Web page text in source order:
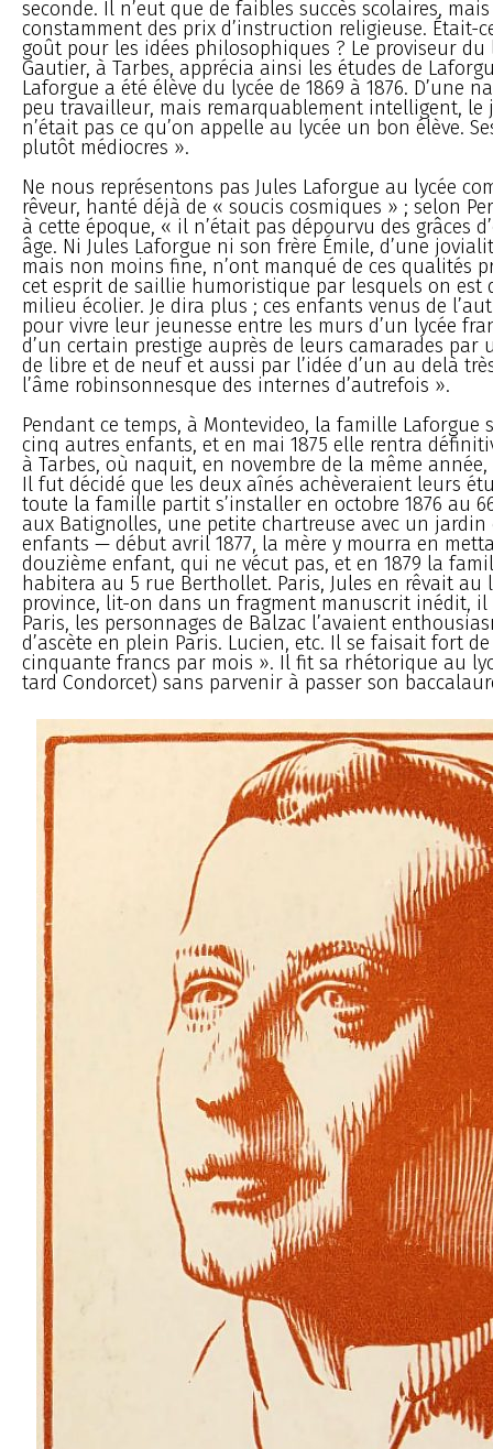
seconde. Il n’eut que de faibles succès scolaires,
constamment des prix d’instruction religieuse. Était-
goût pour les idées philosophiques ? Le proviseur du
Gautier, à Tarbes, apprécia ainsi les études de
Laforgue a été élève du lycée de 1869 à 1876. D’une
peu travailleur, mais remarquablement intelligent, le
n’était pas ce qu’on appelle au lycée un bon élève.
plutôt médiocres ».
Ne nous représentons pas Jules Laforgue au lycée
rêveur, hanté déjà de « soucis cosmiques » ; selon
à cette époque, « il n’était pas dépourvu des grâces
âge. Ni Jules Laforgue ni son frère Émile, d’une
mais non moins fine, n’ont manqué de ces qualités
cet esprit de saillie humoristique par lesquels on est
milieu écolier. Je dira plus ; ces enfants venus de
pour vivre leur jeunesse entre les murs d’un lycée
d’un certain prestige auprès de leurs camarades par
de libre et de neuf et aussi par l’idée d’un au delà
l’âme robinsonnesque des internes d’autrefois ».
Pendant ce temps, à Montevideo, la famille Laforgue
cinq autres enfants, et en mai 1875 elle rentra
à Tarbes, où naquit, en novembre de la même
Il fut décidé que les deux aînés achèveraient leurs
toute la famille partit s’installer en octobre 1876 au
aux Batignolles, une petite chartreuse avec un
enfants — début avril 1877, la mère y mourra en
douzième enfant, qui ne vécut pas, et en 1879 la
habitera au 5 rue Berthollet. Paris, Jules en rêvait au
province, lit-on dans un fragment manuscrit inédit, il
Paris, les personnages de Balzac l’avaient
d’ascète en plein Paris. Lucien, etc. Il se faisait fort de
cinquante francs par mois ». Il fit sa rhétorique au
tard Condorcet) sans parvenir à passer son